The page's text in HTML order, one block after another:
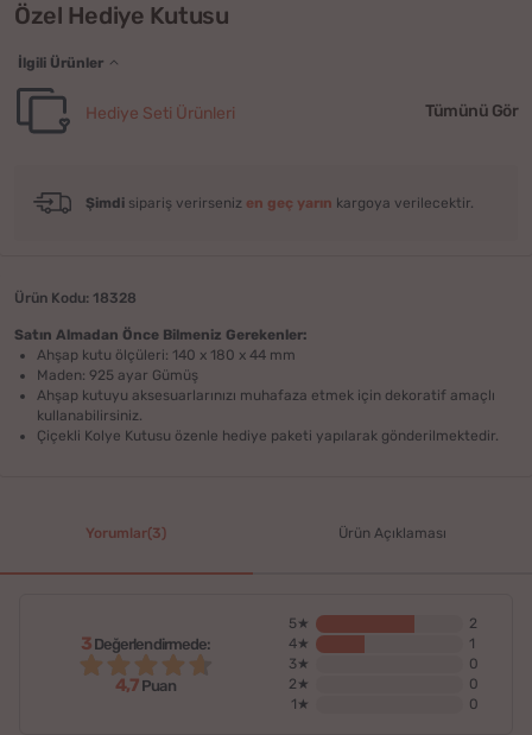
Özel Hediye Kutusu
İlgili Ürünler
Hediye Seti Ürünleri Tümünü Gör
Şimdi sipariş verirseniz en geç yarın kargoya verilecektir.
Ürün Kodu: 18328
Satın Almadan Önce Bilmeniz Gerekenler:
Ahşap kutu ölçüleri: 140 x 180 x 44 mm
Maden: 925 ayar Gümüş
Ahşap kutuyu aksesuarlarınızı muhafaza etmek için dekoratif amaçlı
kullanabilirsiniz.
Çiçekli Kolye Kutusu özenle hediye paketi yapılarak gönderilmektedir.
Yorumlar(3) Ürün Açıklaması
3Değerlendirmede:
4,7 Puan
5★
2
4★
1
3★
0
2★
0
1★
0